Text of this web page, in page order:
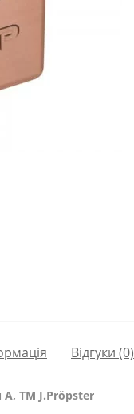
Відгуки (0)
А, ТМ J.Pröpster